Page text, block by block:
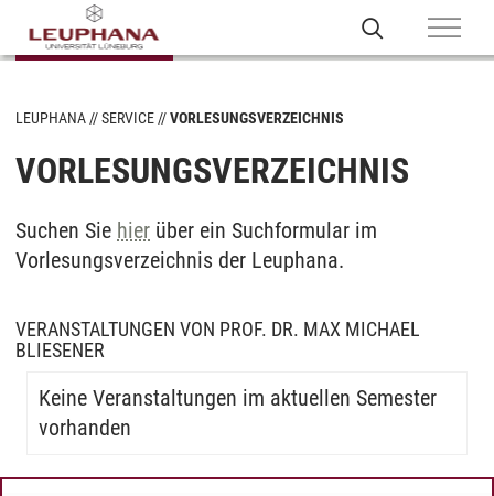
LEUPHANA SERVICE VORLESUNGSVERZEICHNIS
VORLESUNGSVERZEICHNIS
Suchen Sie hier über ein Suchformular im
Vorlesungsverzeichnis der Leuphana.
VERANSTALTUNGEN VON PROF. DR. MAX MICHAEL
BLIESENER
Keine Veranstaltungen im aktuellen Semester
vorhanden